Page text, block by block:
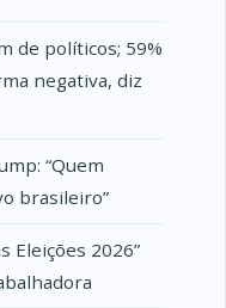
de políticos; 59%
negativa, diz
“Quem
brasileiro”
Eleições 2026”